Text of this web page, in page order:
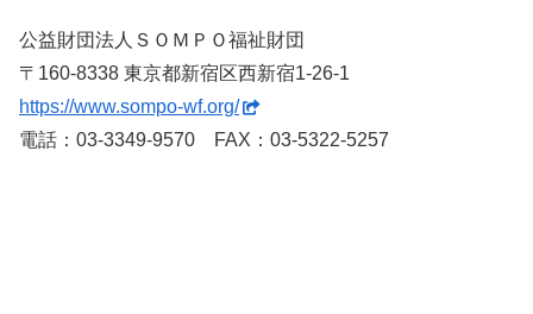
公益財団法人ＳＯＭＰＯ福祉財団
〒160-8338 東京都新宿区西新宿1-26-1
https://www.sompo-wf.org/
電話：03-3349-9570 FAX：03-5322-5257